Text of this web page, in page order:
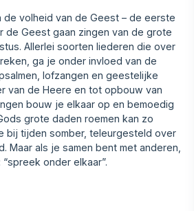
volheid van de Geest – de eerste
de Geest gaan zingen van de grote
Allerlei soorten liederen die over
ga je onder invloed van de
lofzangen en geestelijke
van de Heere en tot opbouw van
bouw je elkaar op en bemoedig
grote daden roemen kan zo
bij tijden somber, teleurgesteld over
Maar als je samen bent met anderen,
onder elkaar”.